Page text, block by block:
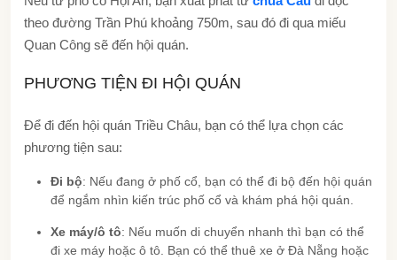
theo đường Trần Phú khoảng 750m, sau đó đi qua miếu
Quan Công sẽ đến hội quán.
PHƯƠNG TIỆN ĐI HỘI QUÁN
Để đi đến hội quán Triều Châu, bạn có thể lựa chọn các
phương tiện sau:
Đi bộ: Nếu đang ở phố cổ, bạn có thể đi bộ đến hội quán
để ngắm nhìn kiến trúc phố cổ và khám phá hội quán.
Xe máy/ô tô: Nếu muốn di chuyển nhanh thì bạn có thể
đi xe máy hoặc ô tô. Bạn có thể thuê xe ở Đà Nẵng hoặc